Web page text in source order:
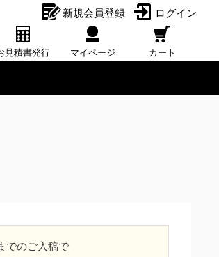
新規会員登録 ログイン
見積書発行 マイページ カート
でのご入稿で